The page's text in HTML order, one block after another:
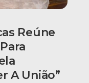
Reúne
A União”